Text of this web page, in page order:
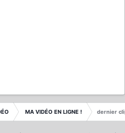
MA VIDÉO EN LIGNE ! dernier